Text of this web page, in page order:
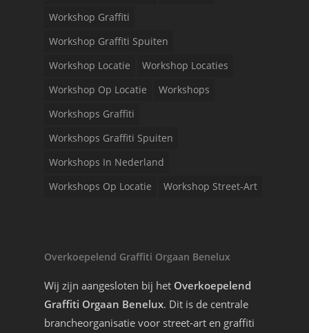
Workshop Graffiti
Workshop Graffiti Spuiten
Workshop Locatie
Workshop Locaties
Workshop Op Locatie
Workshops
Workshops Graffiti
Workshops Graffiti Spuiten
Workshops In Nederland
Workshops Op Locatie
Workshop Street-Art
Overkoepelend Graffiti Orgaan Benelux
Wij zijn aangesloten bij het Overkoepelend
Graffiti Orgaan Benelux. Dit is de centrale
brancheorganisatie voor street-art en graffiti